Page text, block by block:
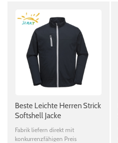
Beste Leichte Herren Strick
Softshell Jacke
Fabrik liefern direkt mit
konkurrenzfähigen Preis